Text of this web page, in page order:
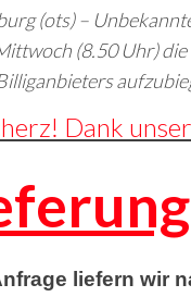
(ots) –
(8.50 Uhr)
Dank
liefern wir